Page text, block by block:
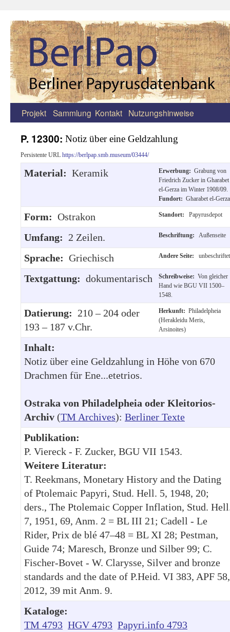
Zum
springen
Projekt Sammlung Kontakt Nutzungshinweise
P. 12300: Notiz über eine Geldzahlung
Persistente URL https://berlpap.smb.museum/03444/
Material: Keramik Erwerbung: Grabung von
Friedrich Zucker in Gharabet
el-Gerza im Winter 1908/09.
Fundort: Gharabet el-Gerza
Form: Ostrakon Standort: Papyrusdepot
Umfang: 2 Zeilen. Beschriftung: Außenseite
Sprache: Griechisch Andere Seite: unbeschriftet
Textgattung: dokumentarisch Schreibweise: Von gleicher
Hand wie BGU VII 1500–
1548.
Datierung: 210 – 204 oder
193 – 187 v.Chr.
Herkunft: Philadelpheia
(Herakleidu Meris,
Arsinoites)
Inhalt:
Notiz über eine Geldzahlung in Höhe von 670
Drachmen für Ene...etetrios.
Ostraka von Philadelpheia oder Kleitorios-
Archiv (TM Archives): Berliner Texte
Publikation:
P. Viereck - F. Zucker, BGU VII 1543.
Weitere Literatur:
T. Reekmans, Monetary History and the Dating
of Ptolemaic Papyri, Stud. Hell. 5, 1948, 20;
ders., The Ptolemaic Copper Inflation, Stud.
7, 1951, 69, Anm. 2 = BL III 21; Cadell - Le
Rider, Prix de blé 47–48 = BL XI 28; Pestman,
Guide 74; Maresch, Bronze und Silber 99; C.
Fischer-Bovet - W. Clarysse, Silver and bronze
standards and the date of P.Heid. VI 383, APF 58,
2012, 39 mit Anm. 9.
Kataloge:
TM 4793 HGV 4793 Papyri.info 4793